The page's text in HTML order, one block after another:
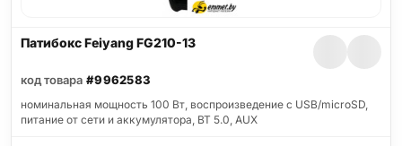
Патибокс Feiyang FG210-13
код товара #9962583
номинальная мощность 100 Вт, воспроизведение с USB/microSD,
питание от сети и аккумулятора, BT 5.0, AUX